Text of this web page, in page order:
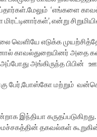
‘எங்களை காவல்
என்று
வெளியே எடுக்க
காவல்துறையினர் அதை
அங்கிருந்த பிபின்
பேர்,போஸ்கோ மற்றும்
இந்தியா
தகவல்கள்